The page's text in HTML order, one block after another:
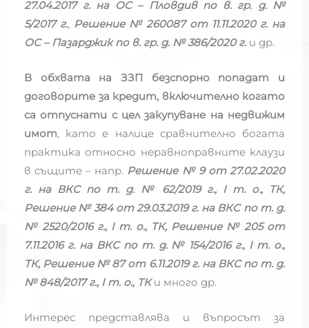
27.04.2017 г. на ОС – Пловдив по в. гр. д. №
5/2017 г., Решение № 260087 от 11.11.2020 г. на
ОС – Пазарджик по в. гр. д. № 386/2020 г. и др.
В обхвата на ЗЗП безспорно попадат и
договорите за кредит, включително когато
са отпуснати с цел закупуване на недвижим
имот, като е налице сравнително богата
практика относно неравноправните клаузи
в същите – напр. Решение № 9 от 27.02.2020
г. на ВКС по т. д. № 62/2019 г., I т. о., ТК,
Решение № 384 от 29.03.2019 г. на ВКС по т. д.
№ 2520/2016 г., I т. о., ТК, Решение № 205 от
7.11.2016 г. на ВКС по т. д. № 154/2016 г., I т. о.,
ТК, Решение № 87 от 6.11.2019 г. на ВКС по т. д.
№ 848/2017 г., I т. о., ТКи много др.
Интерес представлява и въпросът за